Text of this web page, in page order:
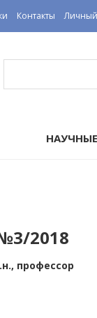
Контакты
2018
профессор